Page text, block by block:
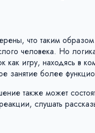
что таким образом
человека. Но
как игру, находясь в
занятие более
также может
слушать